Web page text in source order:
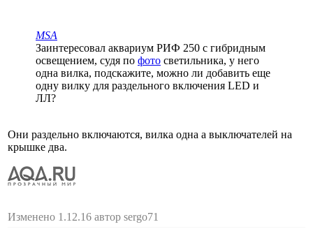
MSA
Заинтересовал аквариум РИФ 250 с гибридным
освещением, судя по фото светильника, у него
одна вилка, подскажите, можно ли добавить еще
одну вилку для раздельного включения LED и
ЛЛ?
Они раздельно включаются, вилка одна а выключателей на
крышке два.
Изменено 1.12.16 автор sergo71